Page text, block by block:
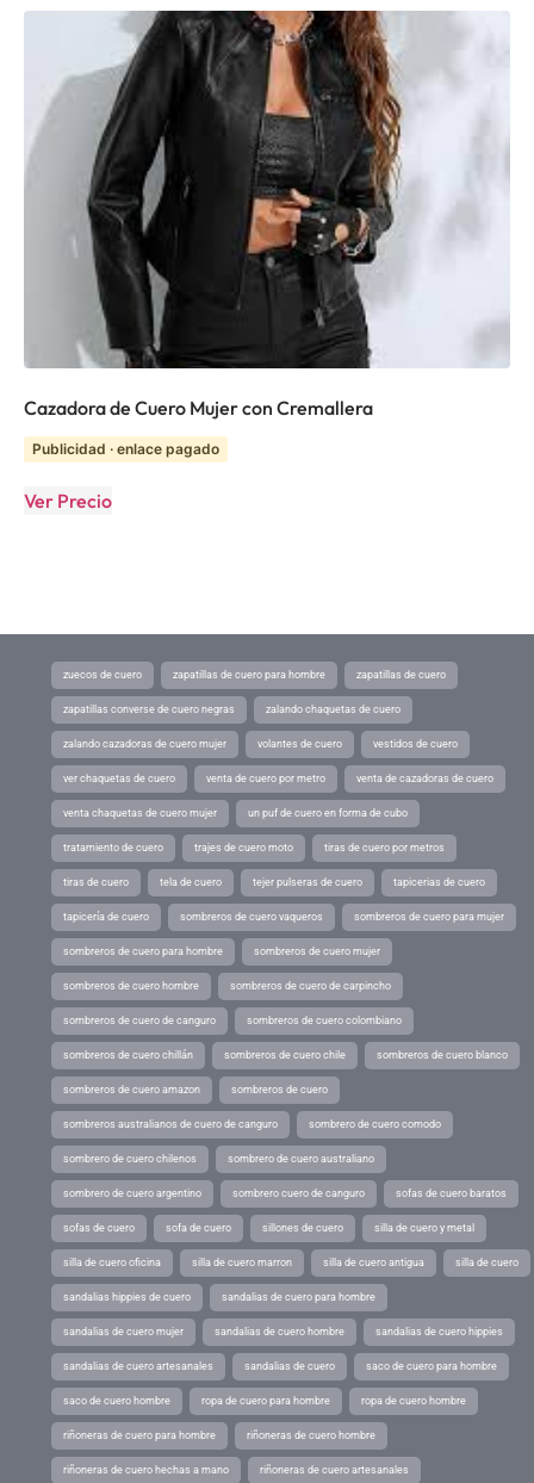
Cazadora de Cuero Mujer con Cremallera
Publicidad · enlace pagado
Ver Precio
zuecos de cuero zapatillas de cuero para hombre zapatillas de cuero
zapatillas converse de cuero negras zalando chaquetas de cuero
zalando cazadoras de cuero mujer volantes de cuero vestidos de cuero
ver chaquetas de cuero venta de cuero por metro venta de cazadoras de cuero
venta chaquetas de cuero mujer un puf de cuero en forma de cubo
tratamiento de cuero trajes de cuero moto tiras de cuero por metros
tiras de cuero tela de cuero tejer pulseras de cuero tapicerias de cuero
tapicería de cuero sombreros de cuero vaqueros sombreros de cuero para mujer
sombreros de cuero para hombre sombreros de cuero mujer
sombreros de cuero hombre sombreros de cuero de carpincho
sombreros de cuero de canguro sombreros de cuero colombiano
sombreros de cuero chillán sombreros de cuero chile sombreros de cuero blanco
sombreros de cuero amazon sombreros de cuero
sombreros australianos de cuero de canguro sombrero de cuero comodo
sombrero de cuero chilenos sombrero de cuero australiano
sombrero de cuero argentino sombrero cuero de canguro sofas de cuero baratos
sofas de cuero sofa de cuero sillones de cuero silla de cuero y metal
silla de cuero oficina silla de cuero marron silla de cuero antigua silla de cuero
sandalias hippies de cuero sandalias de cuero para hombre
sandalias de cuero mujer sandalias de cuero hombre sandalias de cuero hippies
sandalias de cuero artesanales sandalias de cuero saco de cuero para hombre
saco de cuero hombre ropa de cuero para hombre ropa de cuero hombre
riñoneras de cuero para hombre riñoneras de cuero hombre
riñoneras de cuero hechas a mano riñoneras de cuero artesanales